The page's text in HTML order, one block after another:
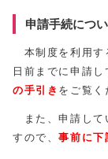
申請⼿続につ
本制度を利用す
日前までに申請
の手引き をご覧く
また、申請して
すので、事前に下